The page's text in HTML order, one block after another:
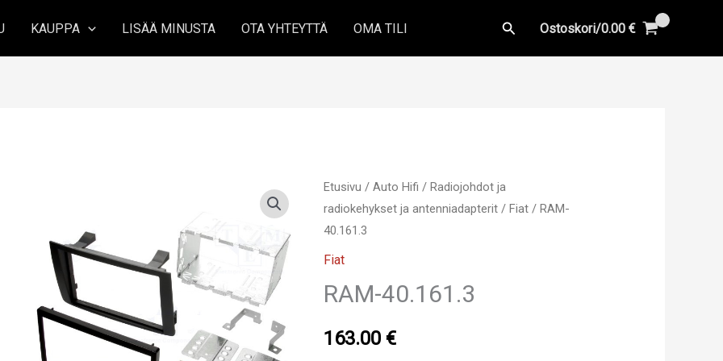
KAUPPA LISÄÄ MINUSTA OTA YHTEYTTÄ OMA TILI Hae Ostoskori/0.00 €
Etusivu /Auto Hifi / Radiojohdot ja
radiokehykset ja antenniadapterit / Fiat / RAM-
40.161.3
Fiat
RAM-40.161.3
163.00€